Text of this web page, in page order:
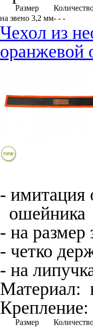
Размер
на звено 3,2 мм- - -
Чехол из
оранжевой
- имитация
ошейника
- на размер
- четко
- на
Материал:
Крепление:
Размер